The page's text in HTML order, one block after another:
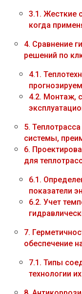
3.1. Жесткие
когда
4. Сравнение
решений по
4.1.
4.2. Монтаж,
5.
системы,
6.
для
6.1.
показатели
6.2. Учет
7.
обеспечение
7.1. Типы
технологии